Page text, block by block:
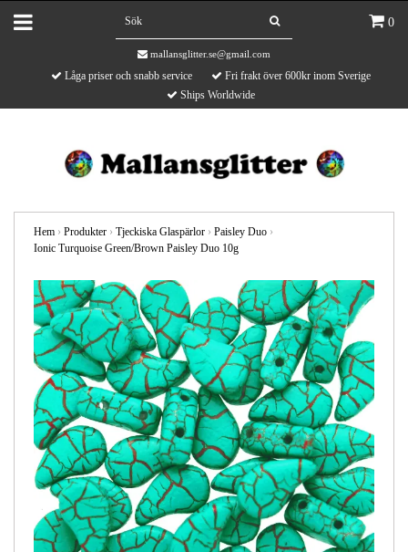
0
mallansglitter.se@gmail.com
Låga priser och snabb service
Fri frakt över 600kr inom Sverige
Ships Worldwide
Hem › Produkter › Tjeckiska Glaspärlor › Paisley Duo ›
Ionic Turquoise Green/Brown Paisley Duo 10g